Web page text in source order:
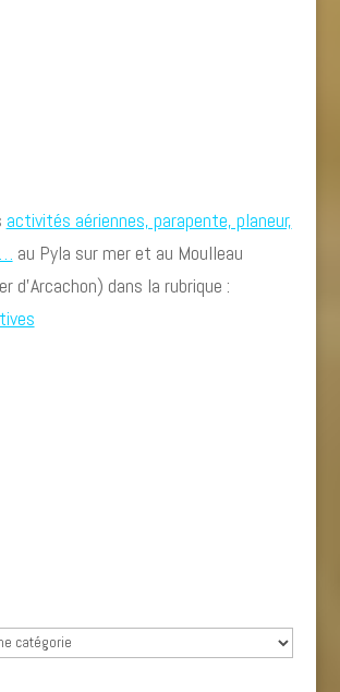
activités aériennes, parapente, planeur,
au Pyla sur mer et au Moulleau
d’Arcachon) dans la rubrique :